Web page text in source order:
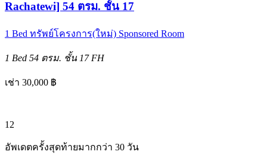
Rachatewi] 54 ตรม. ชั้น 17
1 Bed ทรัพย์โครงการ(ใหม่) Sponsored Room
1 Bed 54 ตรม. ชั้น 17 FH
เช่า 30,000 ฿
12
อัพเดตครั้งสุดท้ายมากกว่า 30 วัน